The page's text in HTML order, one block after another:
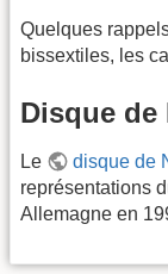
Quelques
bissextiles, les
Disque de
Le disque de
représentations
Allemagne en